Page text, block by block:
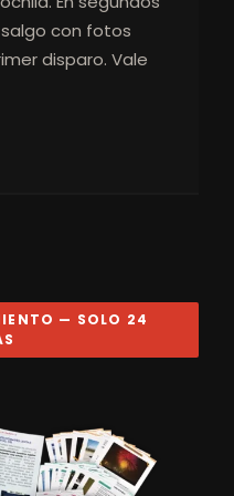
con fotos
disparo. Vale
— SOLO 24